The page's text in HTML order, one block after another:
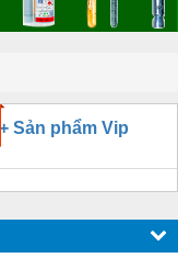
+ Sản phẩm Vip